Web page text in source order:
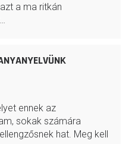
a ma ritkán
ennek az
sokak számára
hat. Meg kell